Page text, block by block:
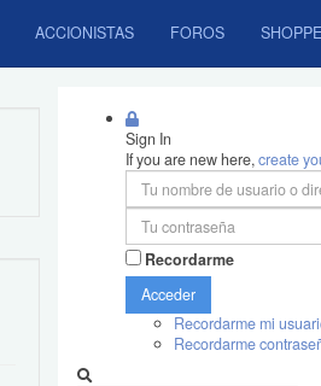
ACCIONISTAS FOROS
Sign In
If you are new here,create
Recordarme
Acceder
Recordarme mi
Recordarme